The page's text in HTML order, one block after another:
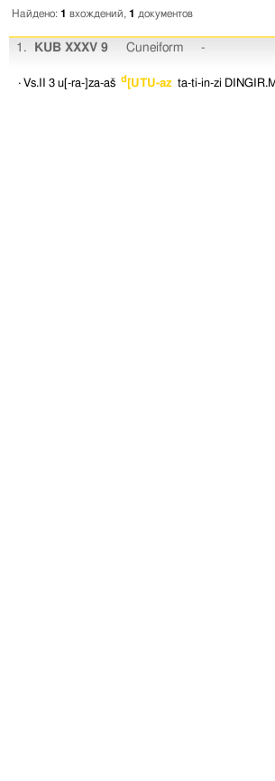
Найдено: 1 вхождений, 1 документов
1. KUB XXXV 9 Cuneiform -
· Vs.II 3 u[-ra-]za-aš d [UTU-az ta-ti-in-zi